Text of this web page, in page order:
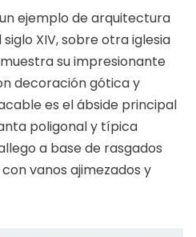
ejemplo de arquitectura
XIV, sobre otra iglesia
su impresionante
decoración gótica y
es el ábside principal
poligonal y típica
a base de rasgados
vanos ajimezados y